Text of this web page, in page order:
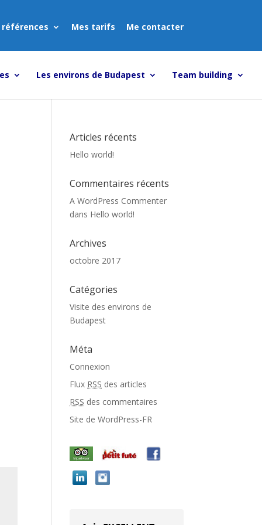
références Mes tarifs Me contacter
Les environs de Budapest Team building
Articles récents
Hello world!
Commentaires récents
A WordPress Commenter
dans Hello world!
Archives
octobre 2017
Catégories
Visite des environs de
Budapest
Méta
Connexion
Flux RSS des articles
RSS des commentaires
Site de WordPress-FR